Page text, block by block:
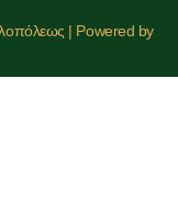
| Powered by